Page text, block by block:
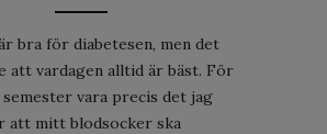
bra för diabetesen, men det
att vardagen alltid är bäst. För
semester vara precis det jag
att mitt blodsocker ska